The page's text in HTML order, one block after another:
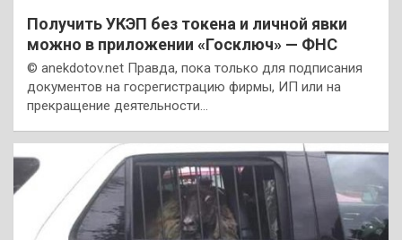
Получить УКЭП без токена и личной явки
можно в приложении «Госключ» — ФНС
© anekdotov.net Правда, пока только для подписания
документов на госрегистрацию фирмы, ИП или на
прекращение деятельности…